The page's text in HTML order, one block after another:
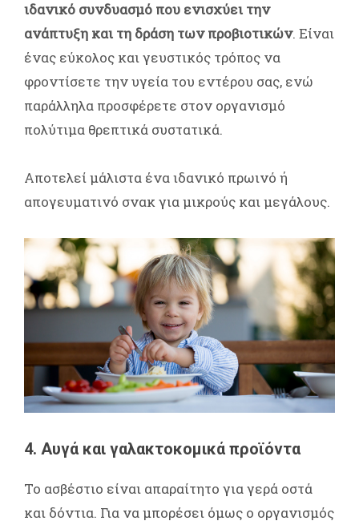
ιδανικό συνδυασμό που ενισχύει την
ανάπτυξη και τη δράση των προβιοτικών. Είναι
ένας εύκολος και γευστικός τρόπος να
φροντίσετε την υγεία του εντέρου σας, ενώ
παράλληλα προσφέρετε στον οργανισμό
πολύτιμα θρεπτικά συστατικά.
Αποτελεί μάλιστα ένα ιδανικό πρωινό ή
απογευματινό σνακ για μικρούς και μεγάλους.
4. Αυγά και γαλακτοκομικά προϊόντα
Το ασβέστιο είναι απαραίτητο για γερά οστά
και δόντια. Για να μπορέσει όμως ο οργανισμός